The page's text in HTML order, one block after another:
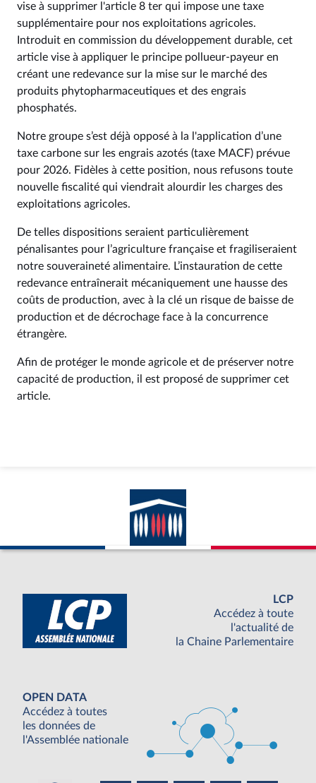
vise à supprimer l'article 8 ter qui impose une taxe
supplémentaire pour nos exploitations agricoles.
Introduit en commission du développement durable, cet
article vise à appliquer le principe pollueur-payeur en
créant une redevance sur la mise sur le marché des
produits phytopharmaceutiques et des engrais
phosphatés.
Notre groupe s’est déjà opposé à la l'application d’une
taxe carbone sur les engrais azotés (taxe MACF) prévue
pour 2026. Fidèles à cette position, nous refusons toute
nouvelle fiscalité qui viendrait alourdir les charges des
exploitations agricoles.
De telles dispositions seraient particulièrement
pénalisantes pour l’agriculture française et fragiliseraient
notre souveraineté alimentaire. L’instauration de cette
redevance entraînerait mécaniquement une hausse des
coûts de production, avec à la clé un risque de baisse de
production et de décrochage face à la concurrence
étrangère.
Afin de protéger le monde agricole et de préserver notre
capacité de production, il est proposé de supprimer cet
article.
LCP
Accédez à toute
l'actualité de
la Chaine Parlementaire
OPEN DATA
Accédez à toutes
les données de
l'Assemblée nationale